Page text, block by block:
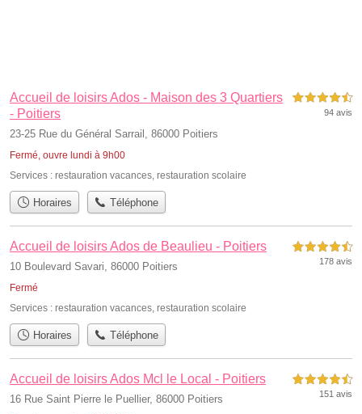
Accueil de loisirs Ados - Maison des 3 Quartiers
- Poitiers
23-25 Rue du Général Sarrail, 86000 Poitiers
Fermé, ouvre lundi à 9h00
4,5 étoiles sur 5
94 avis
Services : restauration vacances restauration scolaire
Horaires Téléphone
Accueil de loisirs Ados de Beaulieu - Poitiers
10 Boulevard Savari, 86000 Poitiers
Fermé
4,5 étoiles sur 5
178 avis
Services : restauration vacances, restauration scolaire
Horaires Téléphone
Accueil de loisirs Ados Mcl le Local - Poitiers
16 Rue Saint Pierre le Puellier, 86000 Poitiers
4,5 étoiles sur 5
151 avis